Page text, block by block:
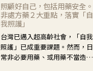
模式，用結合情境互動等豐富活
動，將抽象的失智轉化為可感
受、可討論的生活情境，並引導
民眾在家人開始出現改變時，以
理解取代責備、以耐心回應不
安。
照顧好自己，包括用藥安全。
非處方藥２大重點，落實「自
我照護」
台灣已邁入超高齡社會，「自我
照護」已成重要課題。然而，日
常非必要用藥、或用藥不當造成